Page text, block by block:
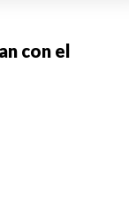
con el